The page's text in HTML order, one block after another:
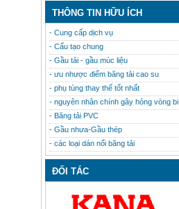
THÔNG TIN HỮU ÍCH
- Cung cấp dịch vụ
- Cấu tạo chung
- Gầu tải - gầu múc liệu
- ưu nhược điểm băng tải cao su
- phụ tùng thay thế tốt nhất
- nguyên nhân chính gây hỏng vòng bi
- Băng tải PVC
- Gầu nhưa-Gầu thép
- các loại dán nối băng tải
ĐỐI TÁC